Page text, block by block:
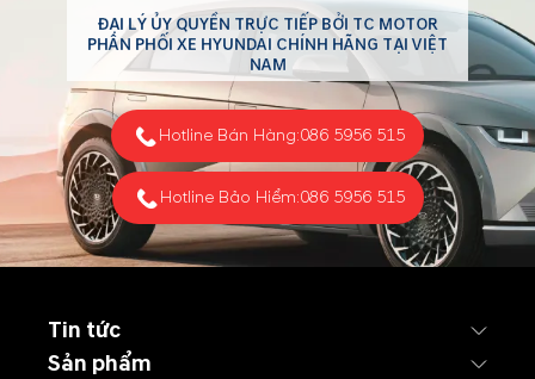
chung 6 tháng đầu năm,
Hyundai đã bàn giao tổng
cộng 25.069 xe tới khách
hàng trên toàn quốc.
ĐẠI LÝ ỦY QUYỀN TRỰC TIẾP BỞI TC MOTOR
PHÂN PHỐI XE HYUNDAI CHÍNH HÃNG TẠI VIỆT
NAM
Hotline Bán Hàng:086 5956 515
Hotline Bảo Hiểm:086 5956 515
Tin tức
Sản phẩm